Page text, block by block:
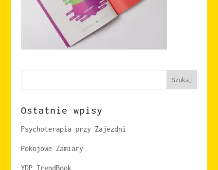
Szukaj
Ostatnie wpisy
Psychoterapia przy Zajezdni
Pokojowe Zamiary
YDP TrendBook